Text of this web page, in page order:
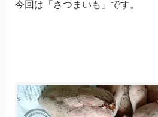
今回は「さつまいも」です。